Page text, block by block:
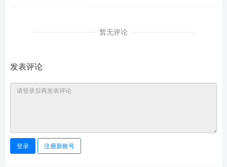
暂无评论
发表评论
登录 注册新账号